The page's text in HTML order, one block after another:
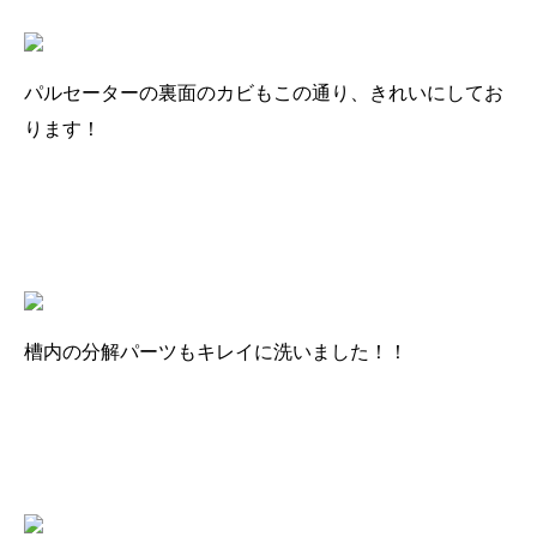
パルセーターの裏面のカビもこの通り、きれいにしてお
ります！
槽内の分解パーツもキレイに洗いました！！